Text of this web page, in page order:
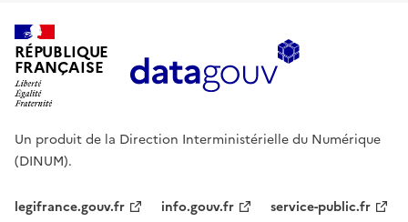
RÉPUBLIQUE
FRANÇAISE
Un produit de la Direction Interministérielle du Numérique
(DINUM).
legifrance.gouv.fr info.gouv.fr service-public.fr